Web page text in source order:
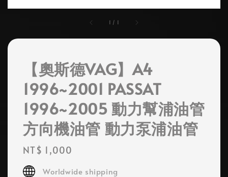
1 / 1
【奧斯德VAG】A4
1996~2001 PASSAT
1996~2005 動力幫浦油管
方向機油管 動力泵浦油管
Regular
price
NT$ 1,000
Worldwide shipping